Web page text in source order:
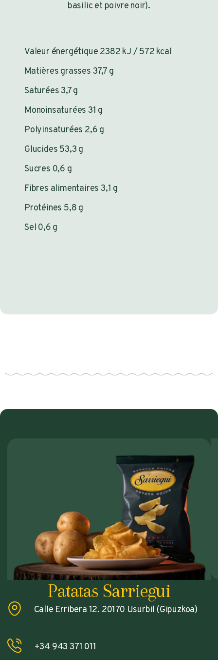
basilic et poivre noir).
Valeur énergétique 2382 kJ / 572 kcal
Matières grasses 37,7 g
Saturées 3,7 g
Monoinsaturées 31 g
Polyinsaturées 2,6 g
Glucides 53,3 g
Sucres 0,6 g
Fibres alimentaires 3,1 g
Protéines 5,8 g
Sel 0,6 g
Patatas Sarriegui
Calle Erribera 12. 20170 Usurbil (Gipuzkoa)
+34 943 371 011